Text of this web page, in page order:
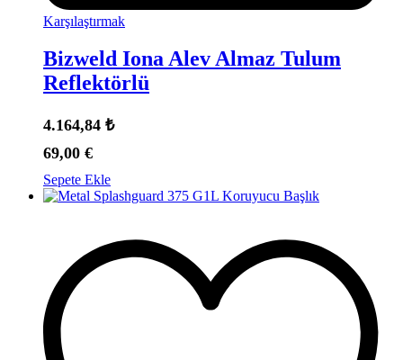
Karşılaştırmak
Bizweld Iona Alev Almaz Tulum
Reflektörlü
4.164,84 ₺
69,00 €
Sepete Ekle